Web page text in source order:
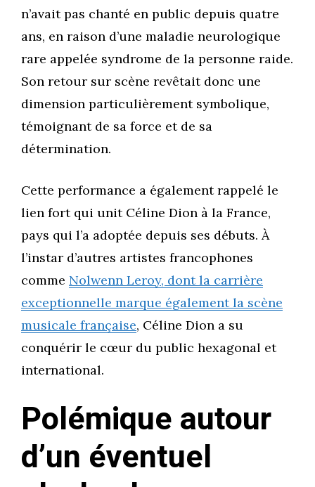
n’avait pas chanté en public depuis quatre
ans, en raison d’une maladie neurologique
rare appelée syndrome de la personne raide.
Son retour sur scène revêtait donc une
dimension particulièrement symbolique,
témoignant de sa force et de sa
détermination.
Cette performance a également rappelé le
lien fort qui unit Céline Dion à la France,
pays qui l’a adoptée depuis ses débuts. À
l’instar d’autres artistes francophones
comme Nolwenn Leroy, dont la carrière
exceptionnelle marque également la scène
musicale française, Céline Dion a su
conquérir le cœur du public hexagonal et
international.
Polémique autour
d’un éventuel